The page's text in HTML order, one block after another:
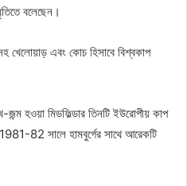
বলেছেন।
খেলোয়াড় এবং কোচ হিসাবে বিশ্বকাপ
জন্ম হওয়া মিডফিল্ডার তিনটি ইউরোপীয় কাপ
1981-82 সালে হামবুর্গের সাথে আরেকটি